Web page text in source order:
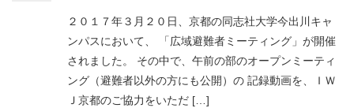
２０１７年３月２０日、京都の同志社大学今出川キャ
ンパスにおいて、 「広域避難者ミーティング」が開催
されました。 その中で、午前の部のオープンミーティ
ング（避難者以外の方にも公開）の 記録動画を、ＩＷ
Ｊ京都のご協力をいただ […]